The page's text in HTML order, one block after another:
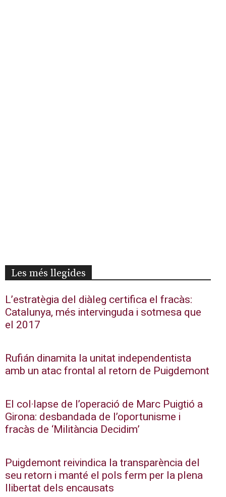
Les més llegides
L’estratègia del diàleg certifica el fracàs:
Catalunya, més intervinguda i sotmesa que
el 2017
Rufián dinamita la unitat independentista
amb un atac frontal al retorn de Puigdemont
El col·lapse de l’operació de Marc Puigtió a
Girona: desbandada de l’oportunisme i
fracàs de ‘Militància Decidim’
Puigdemont reivindica la transparència del
seu retorn i manté el pols ferm per la plena
llibertat dels encausats